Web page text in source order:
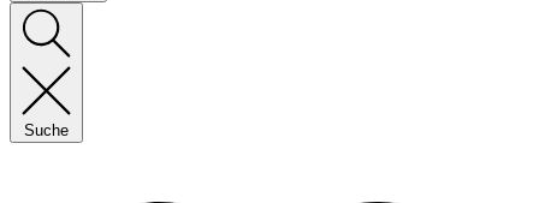
Suche